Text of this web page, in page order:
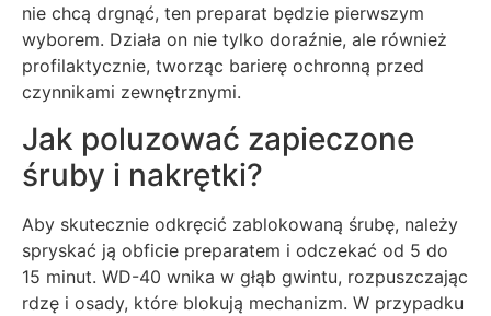
nie chcą drgnąć, ten preparat będzie pierwszym
wyborem. Działa on nie tylko doraźnie, ale również
profilaktycznie, tworząc barierę ochronną przed
czynnikami zewnętrznymi.
Jak poluzować zapieczone
śruby i nakrętki?
Aby skutecznie odkręcić zablokowaną śrubę, należy
spryskać ją obficie preparatem i odczekać od 5 do
15 minut. WD-40 wnika w głąb gwintu, rozpuszczając
rdzę i osady, które blokują mechanizm. W przypadku